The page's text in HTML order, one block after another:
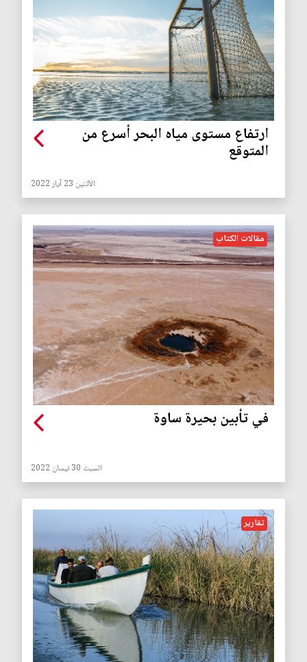
ارتفاع مستوى مياه البحر أسرع من
المتوقع
الأثنين 23 آيار 2022
مقالات الكتاب
في تأبين بحيرة ساوة
السبت 30 نيسان 2022
تقارير